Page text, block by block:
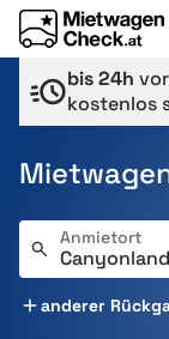
bis 24h
kostenlos
Anmietort
anderer